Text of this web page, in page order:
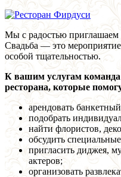
Мы с радостью приглашаем
Свадьба — это
особой тщательностью.
К вашим услугам
ресторана, которые
арендовать
подобрать
найти флористов,
обсудить
пригласить диджея,
актеров;
организовать